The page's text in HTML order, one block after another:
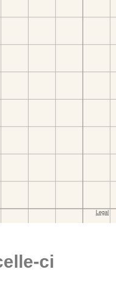
ci